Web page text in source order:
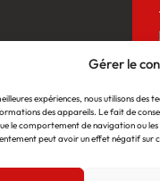
Gérer le
expériences, nous utilisons des
des appareils. Le fait de
le comportement de navigation ou
peut avoir un effet négatif sur
©2026Mentions légales